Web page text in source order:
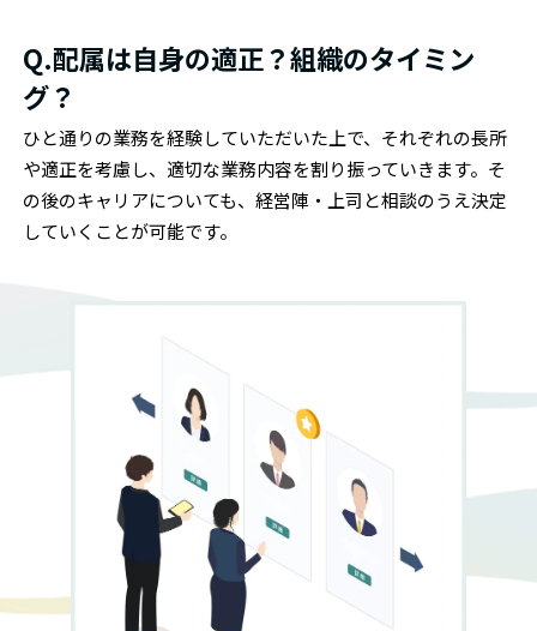
Q.配属は自身の適正？組織のタイミン
グ？
ひと通りの業務を経験していただいた上で、それぞれの長所
や適正を考慮し、適切な業務内容を割り振っていきます。そ
の後のキャリアについても、経営陣・上司と相談のうえ決定
していくことが可能です。